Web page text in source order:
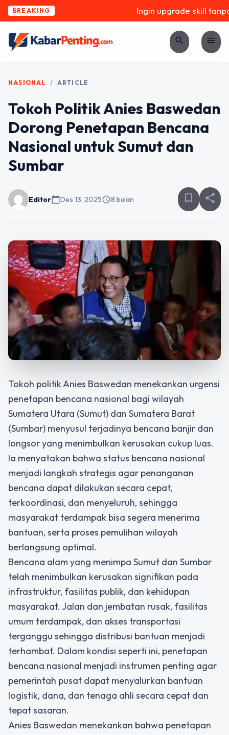
BREAKING Ingin upgrade skill
search menu
NASIONAL / ARTICLE
Tokoh Politik Anies Baswedan
Dorong Penetapan Bencana
Nasional untuk Sumut dan
Sumbar
Editorcalendar_todayDes 13, 2025schedule8 bulan bookmark_border share
Tokoh politik Anies Baswedan menekankan urgensi
penetapan bencana nasional bagi wilayah
Sumatera Utara (Sumut) dan Sumatera Barat
(Sumbar) menyusul terjadinya bencana banjir dan
longsor yang menimbulkan kerusakan cukup luas.
Ia menyatakan bahwa status bencana nasional
menjadi langkah strategis agar penanganan
bencana dapat dilakukan secara cepat,
terkoordinasi, dan menyeluruh, sehingga
masyarakat terdampak bisa segera menerima
bantuan, serta proses pemulihan wilayah
berlangsung optimal.
Bencana alam yang menimpa Sumut dan Sumbar
telah menimbulkan kerusakan signifikan pada
infrastruktur, fasilitas publik, dan kehidupan
masyarakat. Jalan dan jembatan rusak, fasilitas
umum terdampak, dan akses transportasi
terganggu sehingga distribusi bantuan menjadi
terhambat. Dalam kondisi seperti ini, penetapan
bencana nasional menjadi instrumen penting agar
pemerintah pusat dapat menyalurkan bantuan
logistik, dana, dan tenaga ahli secara cepat dan
tepat sasaran.
Anies Baswedan menekankan bahwa penetapan